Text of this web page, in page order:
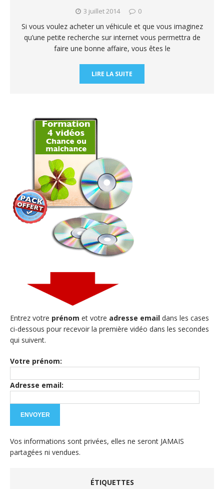
3 juillet 2014 0
Si vous voulez acheter un véhicule et que vous imaginez
qu’une petite recherche sur internet vous permettra de
faire une bonne affaire, vous êtes le
LIRE LA SUITE
Entrez votre prénom et votre adresse email dans les cases
ci-dessous pour recevoir la première vidéo dans les secondes
qui suivent.
Votre prénom:
Adresse email:
Vos informations sont privées, elles ne seront JAMAIS
partagées ni vendues.
ÉTIQUETTES